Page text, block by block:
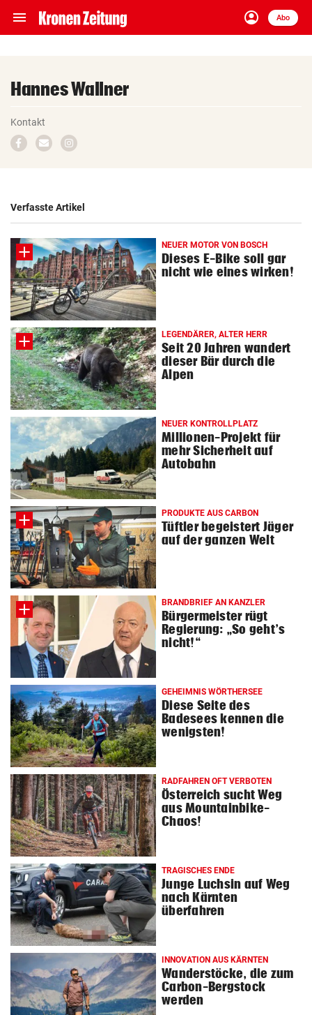
menu Navigation
ein-/ausklappen
account_circle
Anmelden
Abo
close Schließen
pin_drop
Wien
search
Suchbegriff
eingeben
© Krone Multimedia GmbH & Co KG 2026
Muthgasse 2, 1190 Wien
Hannes Wallner
Kontakt
Zum
Facebook-
Email
schreiben
Zum
Instagram-
Verfasste Artikel
NEUER MOTOR VON BOSCH
Dieses E-Bike soll gar
nicht wie eines wirken!
LEGENDÄRER, ALTER HERR
Seit 20 Jahren wandert
dieser Bär durch die
Alpen
NEUER KONTROLLPLATZ
Millionen-Projekt für
mehr Sicherheit auf
Autobahn
PRODUKTE AUS CARBON
Tüftler begeistert Jäger
auf der ganzen Welt
BRANDBRIEF AN KANZLER
Bürgermeister rügt
Regierung: „So geht’s
nicht!“
GEHEIMNIS WÖRTHERSEE
Diese Seite des
Badesees kennen die
wenigsten!
RADFAHREN OFT VERBOTEN
Österreich sucht Weg
aus Mountainbike-
Chaos!
TRAGISCHES ENDE
Junge Luchsin auf Weg
nach Kärnten
überfahren
INNOVATION AUS KÄRNTEN
Wanderstöcke, die zum
Carbon-Bergstock
werden